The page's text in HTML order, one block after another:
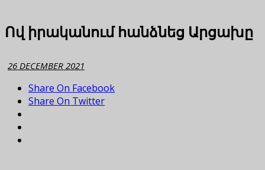
Ով իրականում հանձնեց Արցախը
26 DECEMBER 2021
Share On Facebook
Share On Twitter